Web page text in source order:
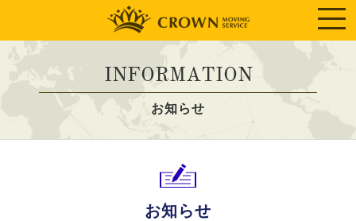
INFORMATION
お知らせ
お知らせ